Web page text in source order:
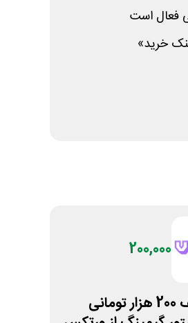
فعال است
خرید»
200,000
کد تخفیف 200 هزار تومانی